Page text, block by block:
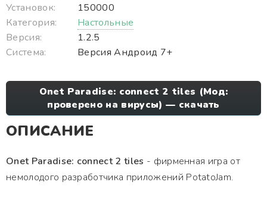
Установок:
150000
Категория:
Настольные
Версия:
1.2.5
Система:
Версия Андроид 7+
Onet Paradise: connect 2 tiles (Мод:
проверено на вирусы) — скачать
ОПИСАНИЕ
Onet Paradise: connect 2 tiles - фирменная игра от
немолодого разработчика приложений PotatoJam.